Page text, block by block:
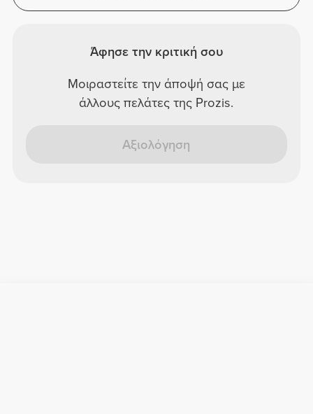
Άφησε την κριτική σου
Μοιραστείτε την άποψή σας με
άλλους πελάτες της Prozis.
Αξιολόγηση